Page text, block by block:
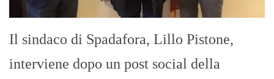
Il sindaco di Spadafora, Lillo Pistone,
interviene dopo un post social della